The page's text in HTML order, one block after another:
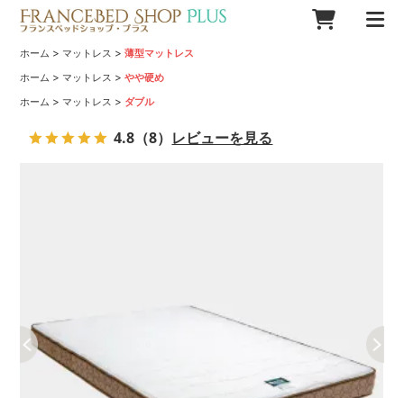
ホーム > マットレス >薄型マットレス
ホーム > マットレス >やや硬め
ホーム > マットレス > ダブル
4.8 （8） レビューを見る